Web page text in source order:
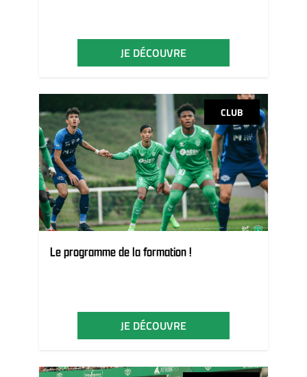
JE DÉCOUVRE
CLUB
Le programme de la formation !
JE DÉCOUVRE